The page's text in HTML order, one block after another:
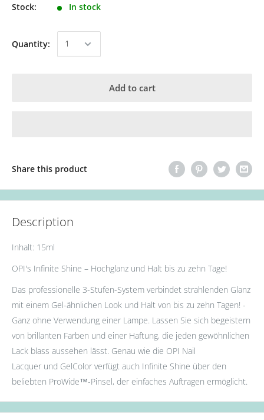
Stock: In stock
Quantity:
Add to cart
Share this product
Description
Inhalt: 15ml
OPI's Infinite Shine – Hochglanz und Halt bis zu zehn Tage!
Das professionelle 3-Stufen-System verbindet strahlenden Glanz
mit einem Gel-ähnlichen Look und Halt von bis zu zehn Tagen! -
Ganz ohne Verwendung einer Lampe. Lassen Sie sich begeistern
von brillanten Farben und einer Haftung, die jeden gewöhnlichen
Lack blass aussehen lässt. Genau wie die OPI Nail
Lacquer und GelColor verfügt auch Infinite Shine über den
beliebten ProWide™️-Pinsel, der einfaches Auftragen ermöglicht.